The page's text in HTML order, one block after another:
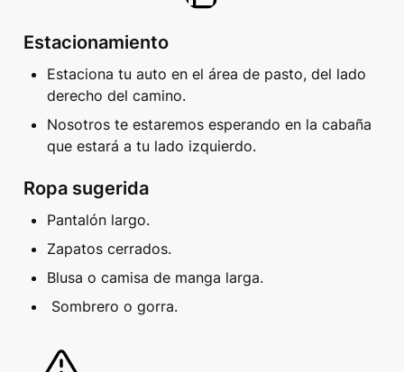
Estacionamiento
Estaciona tu auto en el área de pasto, del lado
derecho del camino.
Nosotros te estaremos esperando en la cabaña
que estará a tu lado izquierdo.
Ropa sugerida
Pantalón largo.
Zapatos cerrados.
Blusa o camisa de manga larga.
Sombrero o gorra.